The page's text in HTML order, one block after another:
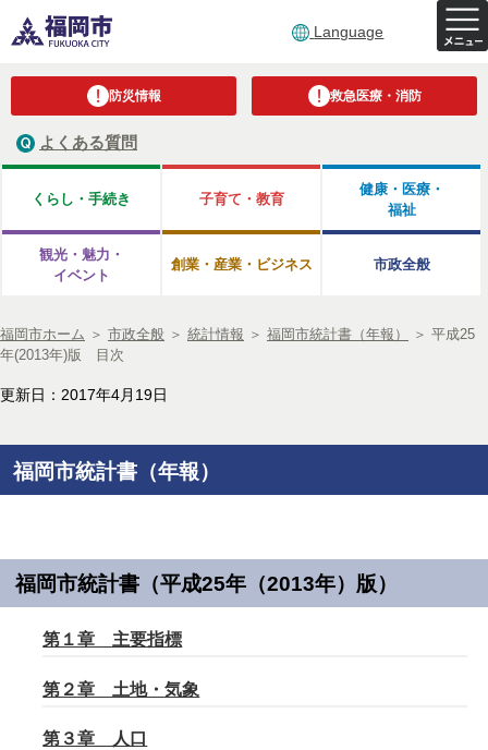
Language
防災情報 救急医療・消防
よくある質問
くらし・手続き 子育て・教育
健康・医療・
福祉
観光・魅力・
イベント
創業・産業・ビジネス 市政全般
福岡市ホーム ＞ 市政全般 ＞ 統計情報 ＞ 福岡市統計書（年報） ＞ 平成25
年(2013年)版 目次
更新日：2017年4月19日
福岡市統計書（年報）
福岡市統計書（平成25年（2013年）版）
第１章 主要指標
第２章 土地・気象
第３章 人口